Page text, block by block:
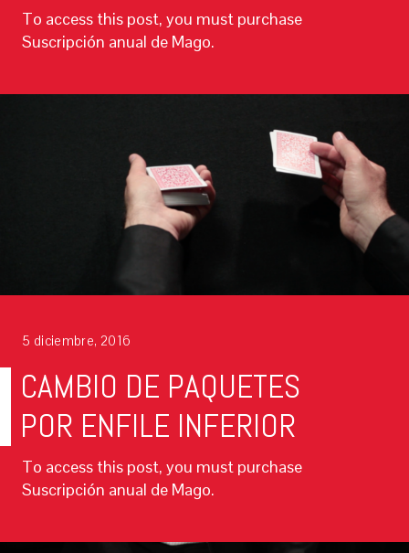
To access this post, you must purchase
Suscripción anual de Mago.
5 diciembre, 2016
CAMBIO DE PAQUETES
POR ENFILE INFERIOR
To access this post, you must purchase
Suscripción anual de Mago.